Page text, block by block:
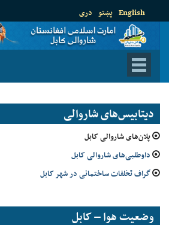
دری پښتو English
دیتابیس‌های شاروالی
پلان‌های شاروالی کابل
داوطلبی‌های شاروالی کابل
گراف تخلفات ساختمانی در شهر کابل
وضعیت هوا – کابل